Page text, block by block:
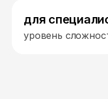
для
уровень